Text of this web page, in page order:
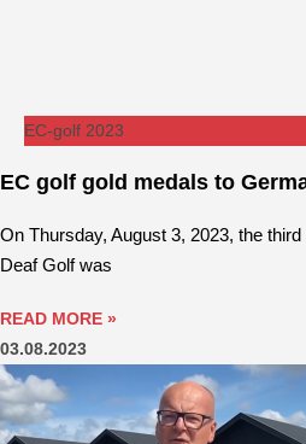
EC-golf 2023
EC golf gold medals to
On Thursday, August 3, 2023, the
Deaf Golf was
READ MORE »
03.08.2023